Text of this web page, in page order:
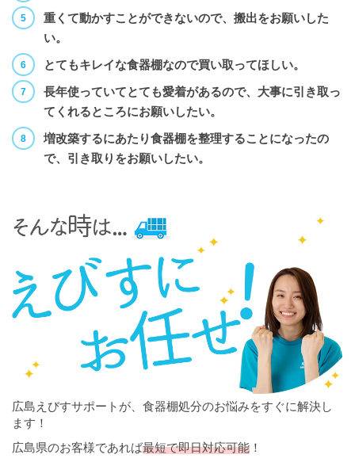
重くて動かすことができないので、搬出をお願いした
い。
とてもキレイな食器棚なので買い取ってほしい。
長年使っていてとても愛着があるので、大事に引き取っ
てくれるところにお願いしたい。
増改築するにあたり食器棚を整理することになったの
で、引き取りをお願いしたい。
広島えびすサポートが、食器棚処分のお悩みをすぐに解決し
ます！
広島県のお客様であれば最短で即日対応可能 ！